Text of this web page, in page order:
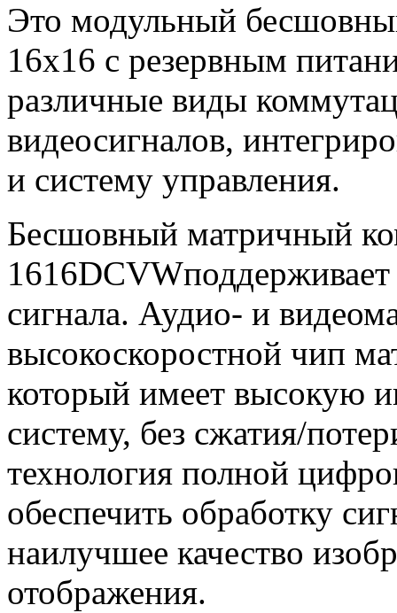
Это модульный
16х16 с резервным
различные виды
видеосигналов,
и систему управления.
Бесшовный матричный
сигнала. Аудио- и
высокоскоростной чип
который имеет высокую
систему, без сжатия/
технология полной
обеспечить обработку
наилучшее качество
отображения.